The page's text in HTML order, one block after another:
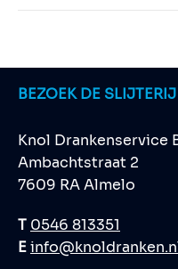
BEZOEK DE SLIJTERIJ
Knol Drankenservice
Ambachtstraat 2
7609 RA Almelo
T 0546 813351
E